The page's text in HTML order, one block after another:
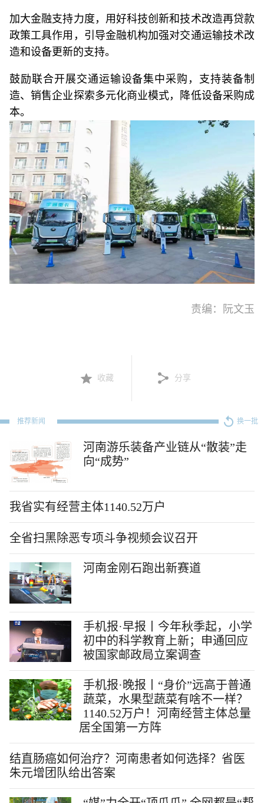
加大金融支持力度，用好科技创新和技术改造再贷款
政策工具作用，引导金融机构加强对交通运输技术改
造和设备更新的支持。
鼓励联合开展交通运输设备集中采购，支持装备制
造、销售企业探索多元化商业模式，降低设备采购成
本。
责编：阮文玉
收藏 分享
推荐新闻 换一批
河南游乐装备产业链从“散装”走
向“成势”
我省实有经营主体1140.52万户
全省扫黑除恶专项斗争视频会议召开
河南金刚石跑出新赛道
手机报·早报丨今年秋季起，小学
初中的科学教育上新；申通回应
被国家邮政局立案调查
手机报·晚报丨“身价”远高于普通
蔬菜，水果型蔬菜有啥不一样？
1140.52万户！河南经营主体总量
居全国第一方阵
结直肠癌如何治疗？河南患者如何选择？省医
朱元增团队给出答案